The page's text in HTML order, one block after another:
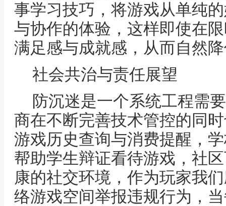
事学习技巧，将游戏从单纯
与协作的体验，这样即使在
满足感与成就感，从而自然
社会共治与责任展望
防沉迷是一个系统工程需
商在不断完善技术管控的同
游戏历史查询与消费提醒，
帮助学生辩证看待游戏，社
康的社交环境，作为玩家我
络游戏空间举报违规行为，